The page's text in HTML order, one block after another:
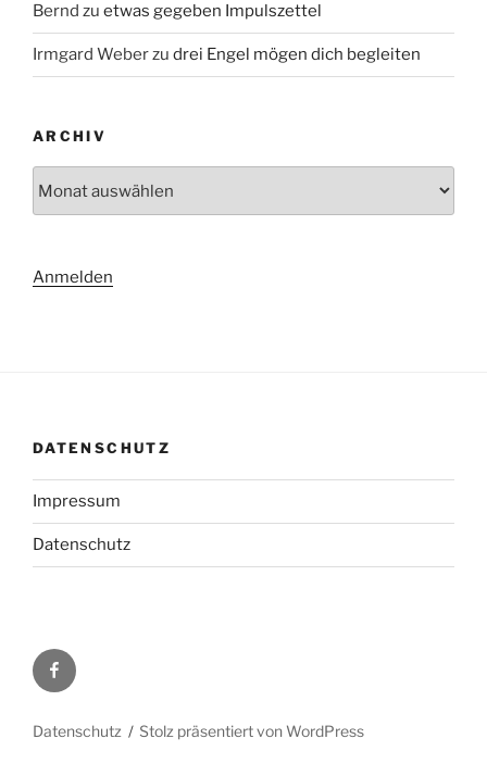
Bernd zu etwas gegeben Impulszettel
Irmgard Weberzu drei Engel mögen dich begleiten
ARCHIV
Anmelden
DATENSCHUTZ
Impressum
Datenschutz
Facebook
Datenschutz Stolz präsentiert von WordPress